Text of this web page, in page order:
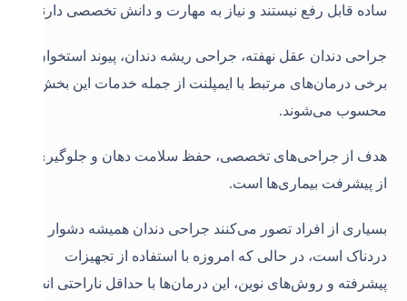
ساده قابل رفع نیستند و نیاز به مهارت و دانش تخصصی دارند.
جراحی دندان عقل نهفته، جراحی ریشه دندان، پیوند استخوان و
برخی درمان‌های مرتبط با ایمپلنت از جمله خدمات این بخش
محسوب می‌شوند.
هدف از جراحی‌های تخصصی، حفظ سلامت دهان و جلوگیری
از پیشرفت بیماری‌ها است.
بسیاری از افراد تصور می‌کنند جراحی دندان همیشه دشوار و
دردناک است، در حالی که امروزه با استفاده از تجهیزات
پیشرفته و روش‌های نوین، این درمان‌ها با حداقل ناراحتی انجام